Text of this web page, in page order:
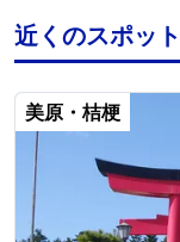
近くのスポット
美原・桔梗